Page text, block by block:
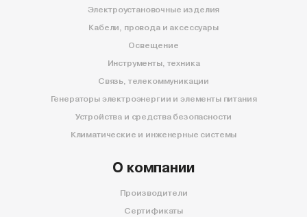
Электроустановочные изделия
Кабели, провода и аксессуары
Освещение
Инструменты, техника
Связь, телекоммуникации
Генераторы электроэнергии и элементы питания
Устройства и средства безопасности
Климатические и инженерные системы
О компании
Производители
Сертификаты